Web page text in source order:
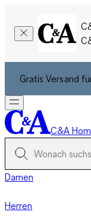
Gratis Versand
C&A
Damen
Herren